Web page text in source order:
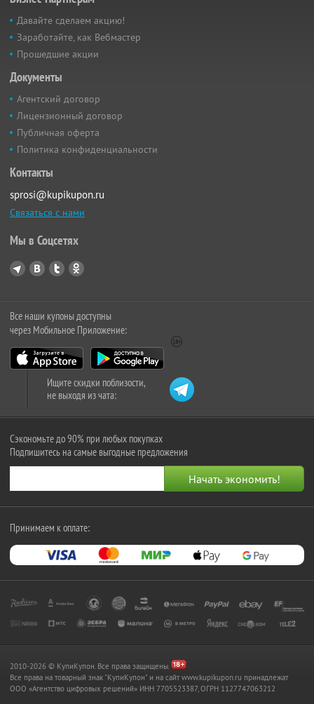
Давайте сделаем акцию!
Заработайте, как Вебмастер
Прошедшие акции
Документы
Агентский договор
Лицензионный договор
Публичная оферта
Политика конфиденциальности
Контакты
sprosi@kupikupon.ru
Связаться с нами
Мы в Соцсетях
Все наши купоны доступны
через Мобильное Приложение:
Ищите скидки поблизости,
не выходя из чата:
Сэкономьте до 90% при любых покупках
Подпишитесь на самые выгодные предложения
Принимаем к оплате:
2010-2026 © КупиКупон. Все права защищены.
Все права на товарный знак "КупиКупон" и на сайт www.kupikupon.ru принадлежат
OOO «Агентство цифровых решений» ИНН 7705523387, ОГРН 1127747063212